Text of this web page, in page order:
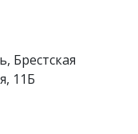
Брестская
11Б